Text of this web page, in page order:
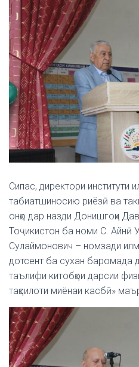
Сипас, директори институти
табиатшиносию риёзӣ ва
онҳо дар назди Донишгоҳи
Тоҷикистон ба номи С. Айнӣ
Сулаймонович – номзади
дотсент ба сухан баромада
таълифи китобҳои дарсии
таҳсилоти миёнаи касбӣ»